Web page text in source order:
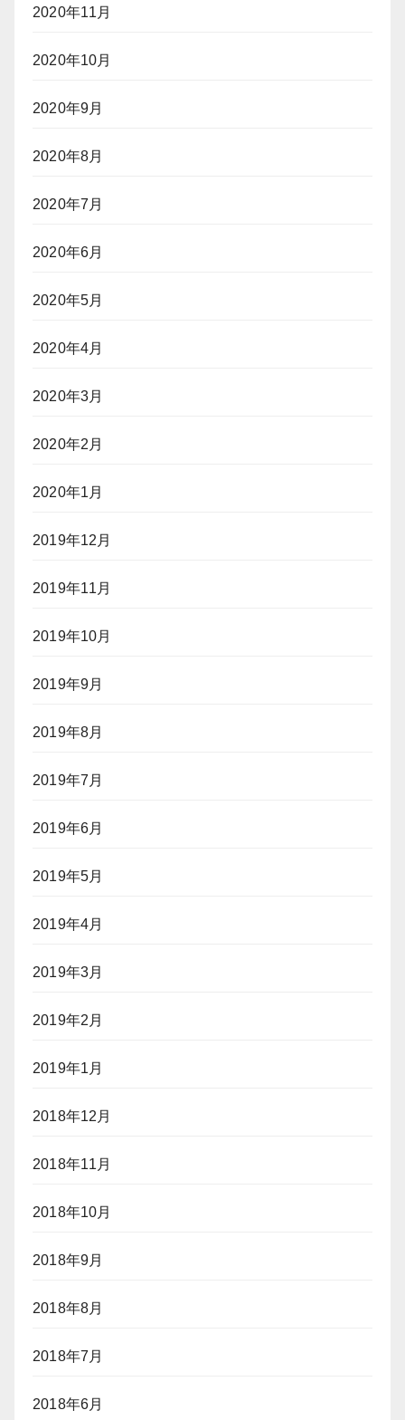
2020年11月
2020年10月
2020年9月
2020年8月
2020年7月
2020年6月
2020年5月
2020年4月
2020年3月
2020年2月
2020年1月
2019年12月
2019年11月
2019年10月
2019年9月
2019年8月
2019年7月
2019年6月
2019年5月
2019年4月
2019年3月
2019年2月
2019年1月
2018年12月
2018年11月
2018年10月
2018年9月
2018年8月
2018年7月
2018年6月